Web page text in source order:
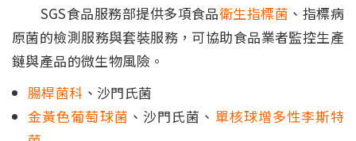
SGS食品服務部提供多項食品衛生指標菌 、指標病
原菌的檢測服務與套裝服務，可協助食品業者監控生產
鏈與產品的微生物風險。
腸桿菌科 、沙門氏菌
金黃色葡萄球菌 、沙門氏菌、 單核球增多性李斯特